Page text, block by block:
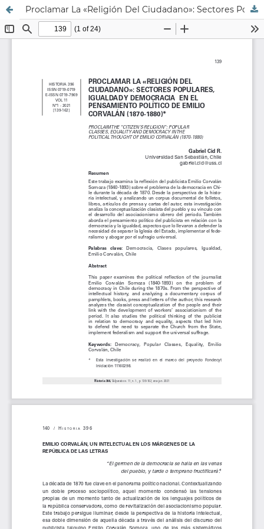
Proclamar La «Religión Del Ciudadano»: Sectores Populares, Igualdad Y Democracia En El Pensamiento Político De Emilio Corvalán (1870-1880)